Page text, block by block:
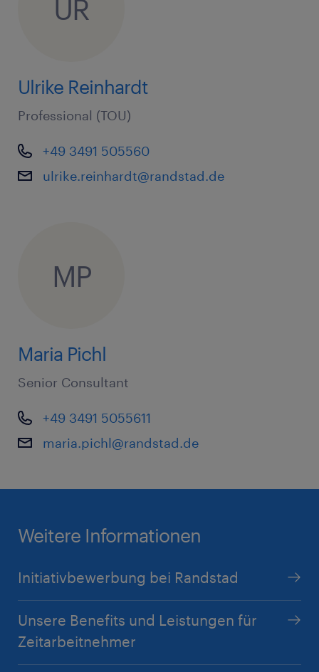
UR
Ulrike Reinhardt
Professional (TOU)
+49 3491 505560
ulrike.reinhardt@randstad.de
MP
Maria Pichl
Senior Consultant
+49 3491 5055611
maria.pichl@randstad.de
Weitere Informationen
Initiativbewerbung bei Randstad
Unsere Benefits und Leistungen für
Zeitarbeitnehmer